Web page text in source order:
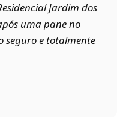
Jardim dos
uma pane no
seguro e totalmente